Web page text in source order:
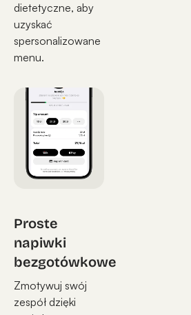
dietetyczne, aby
uzyskać
spersonalizowane
menu.
Proste
napiwki
bezgotówkowe
Zmotywuj swój
zespół dzięki